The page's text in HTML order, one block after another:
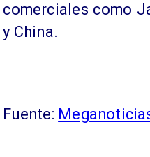
comerciales como
y China.
Fuente: